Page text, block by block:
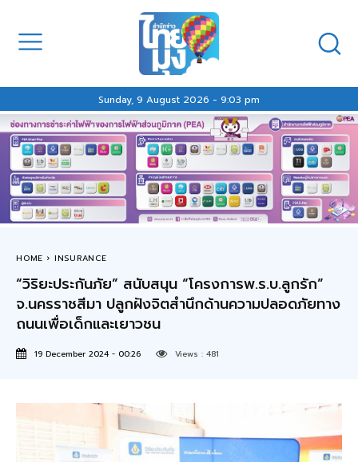
Sunday, 9 August 2026 - 9:03 pm
HOME INSURANCE
“วิริยะประกันภัย” สนับสนุน “โครงการพ.ร.บ.ลูกรัก”
จ.นครราชสีมา ปลูกฝังจิตสำนึกด้านความปลอดภัยทาง
ถนนเพื่อเด็กและเยาวชน
19 December 2024 - 00:26 Views : 481